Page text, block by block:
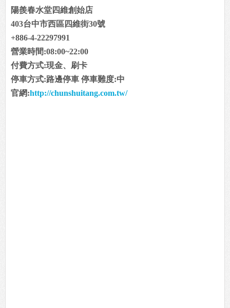
陽羨春水堂四維創始店
403台中市西區四維街30號
+886-4-22297991
營業時間:08:00~22:00
付費方式:現金、刷卡
停車方式:路邊停車 停車難度:中
官網:http://chunshuitang.com.tw/